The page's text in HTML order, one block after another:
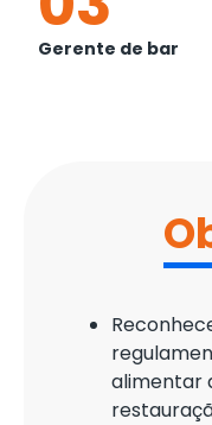
Gerente de bar
alimentar